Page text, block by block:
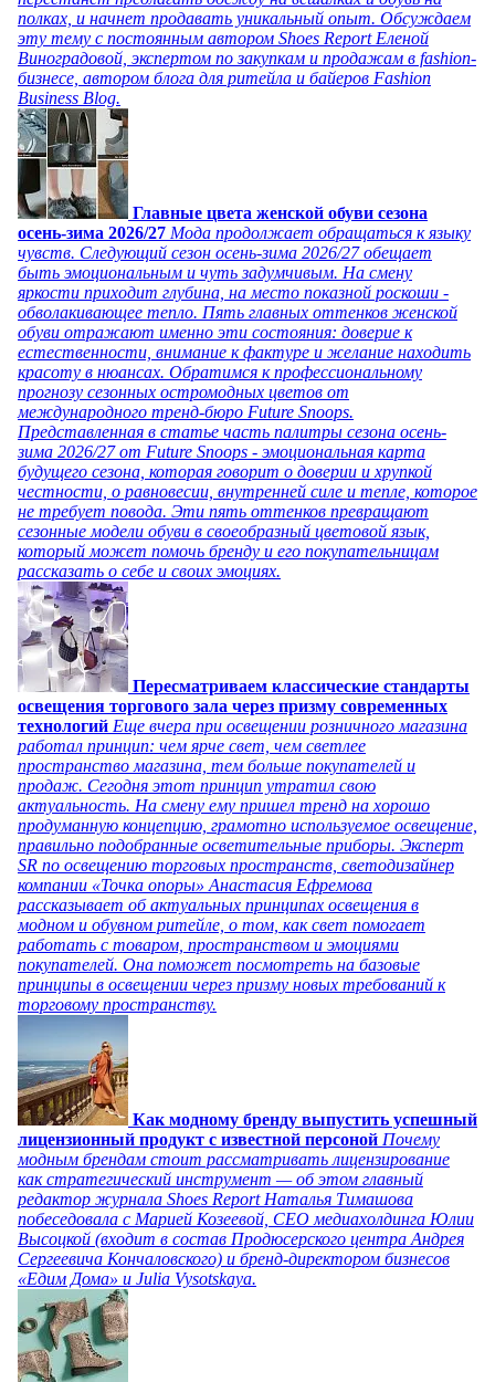
полках, и начнет продавать уникальный опыт. Обсуждаем
эту тему с постоянным автором Shoes Report Еленой
Виноградовой, экспертом по закупкам и продажам в fashion-
бизнесе, автором блога для ритейла и байеров Fashion
Business Blog.
Главные цвета женской обуви сезона
осень-зима 2026/27 Мода продолжает обращаться к языку
чувств. Следующий сезон осень-зима 2026/27 обещает
быть эмоциональным и чуть задумчивым. На смену
яркости приходит глубина, на место показной роскоши -
обволакивающее тепло. Пять главных оттенков женской
обуви отражают именно эти состояния: доверие к
естественности, внимание к фактуре и желание находить
красоту в нюансах. Обратимся к профессиональному
прогнозу сезонных остромодных цветов от
международного тренд-бюро Future Snoops.
Представленная в статье часть палитры сезона осень-
зима 2026/27 от Future Snoops - эмоциональная карта
будущего сезона, которая говорит о доверии и хрупкой
честности, о равновесии, внутренней силе и тепле, которое
не требует повода. Эти пять оттенков превращают
сезонные модели обуви в своеобразный цветовой язык,
который может помочь бренду и его покупательницам
рассказать о себе и своих эмоциях.
Пересматриваем классические стандарты
освещения торгового зала через призму современных
технологий Еще вчера при освещении розничного магазина
работал принцип: чем ярче свет, чем светлее
пространство магазина, тем больше покупателей и
продаж. Сегодня этот принцип утратил свою
актуальность. На смену ему пришел тренд на хорошо
продуманную концепцию, грамотно используемое освещение,
правильно подобранные осветительные приборы. Эксперт
SR по освещению торговых пространств, светодизайнер
компании «Точка опоры» Анастасия Ефремова
рассказывает об актуальных принципах освещения в
модном и обувном ритейле, о том, как свет помогает
работать с товаром, пространством и эмоциями
покупателей. Она поможет посмотреть на базовые
принципы в освещении через призму новых требований к
торговому пространству.
Как модному бренду выпустить успешный
лицензионный продукт с известной персоной Почему
модным брендам стоит рассматривать лицензирование
как стратегический инструмент — об этом главный
редактор журнала Shoes Report Наталья Тимашова
побеседовала с Марией Козеевой, СЕО медиахолдинга Юлии
Высоцкой (входит в состав Продюсерского центра Андрея
Сергеевича Кончаловского) и бренд-директором бизнесов
«Едим Дома» и Julia Vysotskaya.